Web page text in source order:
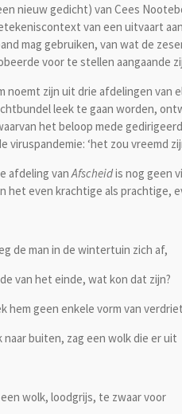
nieuw gedicht) van Cees
van een uitvaart
mag gebruiken, van wat de
voor te stellen aangaande
zijn uit drie afdelingen van
leek te gaan worden,
het beloop mede
viruspandemie: ‘het zou vreemd
van Afscheidis nog geen
het even krachtige als prachtige,
de man in de wintertuin zich af,
van het einde, wat kon dat zijn?
hem geen enkele vorm van
naar buiten, zag een wolk die er uit
een wolk, loodgrijs, te zwaar voor